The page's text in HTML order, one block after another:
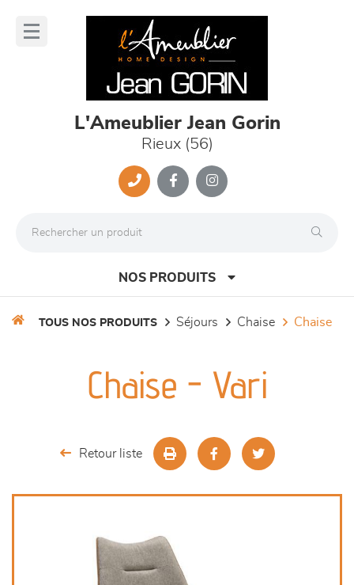
L'Ameublier Jean Gorin
Rieux (56)
NOS PRODUITS
meubles de complément
TOUS NOS PRODUITS séjours chaise chaise
Chaise - Vari
Retour liste